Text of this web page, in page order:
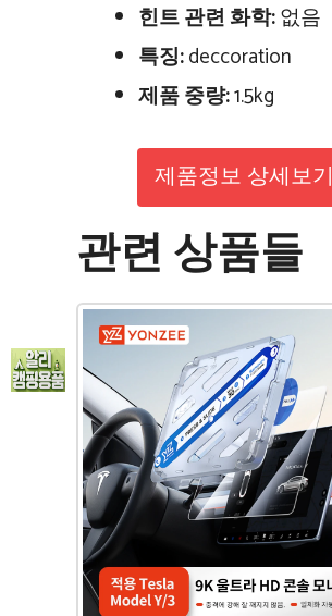
힌트 관련 화학:없음
특징:deccoration
제품 중량:1.5kg
제품정보 상세보기
관련 상품들